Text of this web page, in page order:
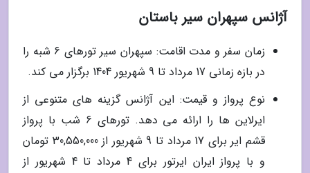
آژانس سپهران سیر باستان
زمان سفر و مدت اقامت: سپهران سیر تورهای 6 شبه را
در بازه زمانی 17 مرداد تا 9 شهریور 1404 برگزار می کند.
نوع پرواز و قیمت: این آژانس گزینه های متنوعی از
ایرلاین ها را ارائه می دهد. تورهای 6 شب با پرواز
قشم ایر برای 17 مرداد تا 9 شهریور از 30,550,000 تومان
و با پرواز ایران ایرتور برای 4 مرداد تا 4 شهریور از